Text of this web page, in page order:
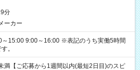
分
ーカー
～16:00 ※表記のうち実働5時間
。
満【ご応募から1週間以内(最短2日目)のスピ